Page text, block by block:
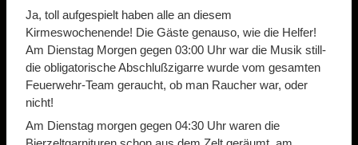
Ja, toll aufgespielt haben alle an diesem
Kirmeswochenende! Die Gäste genauso, wie die Helfer!
Am Dienstag Morgen gegen 03:00 Uhr war die Musik still-
die obligatorische Abschlußzigarre wurde vom gesamten
Feuerwehr-Team geraucht, ob man Raucher war, oder
nicht!
Am Dienstag morgen gegen 04:30 Uhr waren die